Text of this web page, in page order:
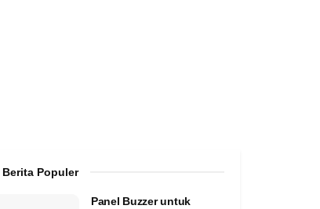
Berita Populer
Panel Buzzer untuk